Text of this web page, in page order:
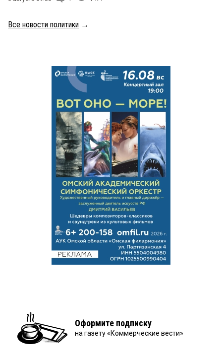
Все новости политики →
Оформите подписку
на газету «Коммерческие вести»